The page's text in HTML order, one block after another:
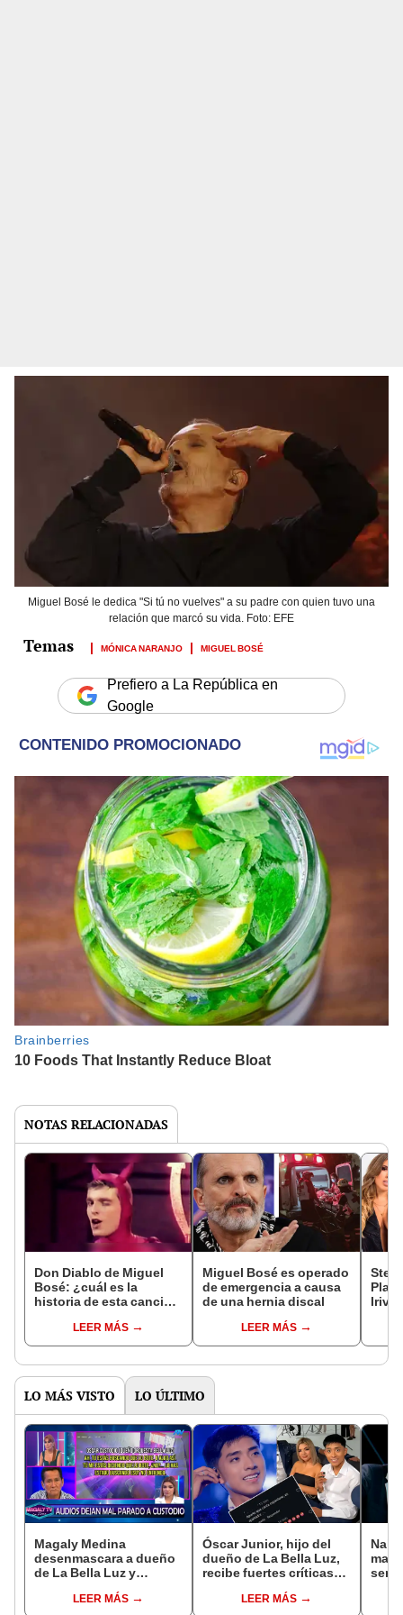
Miguel Bosé le dedica "Si tú no vuelves" a su padre con quien tuvo una
relación que marcó su vida. Foto: EFE
MÓNICA NARANJO MIGUEL BOSÉ
Prefiero a La República en
Google
NOTAS RELACIONADAS
Don Diablo de Miguel
Bosé: ¿cuál es la
historia de esta canción
LEER MÁS
Miguel Bosé es operado
de emergencia a causa
de una hernia discal
LEER MÁS
mes
LO MÁS VISTO LO ÚLTIMO
Magaly Medina
desenmascara a dueño
de La Bella Luz y
reclama a Naldy Saldaña
LEER MÁS
Óscar Junior, hijo del
dueño de La Bella Luz,
recibe fuertes críticas
Naldy Saldaña:
LEER MÁS